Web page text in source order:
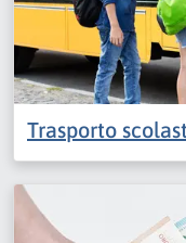
Trasporto